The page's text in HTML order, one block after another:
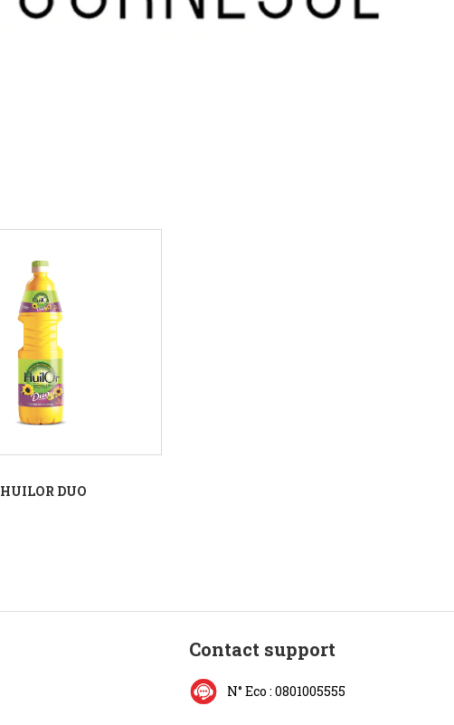
HUILOR DUO
Contact support
N° Eco : 0801005555